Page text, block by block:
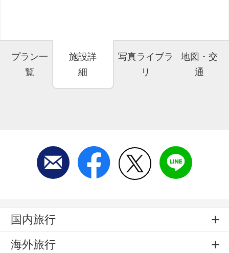
プラン一
覧
施設詳
細
写真ライブラ
リ
地図・交
通
国内旅行
海外旅行